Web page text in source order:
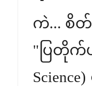
ကဲ... စိ
"ပြတိုက်ပ